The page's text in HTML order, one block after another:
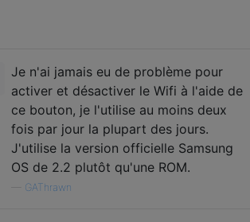
Je n'ai jamais eu de problème pour
activer et désactiver le Wifi à l'aide de
ce bouton, je l'utilise au moins deux
fois par jour la plupart des jours.
J'utilise la version officielle Samsung
OS de 2.2 plutôt qu'une ROM.
GAThrawn